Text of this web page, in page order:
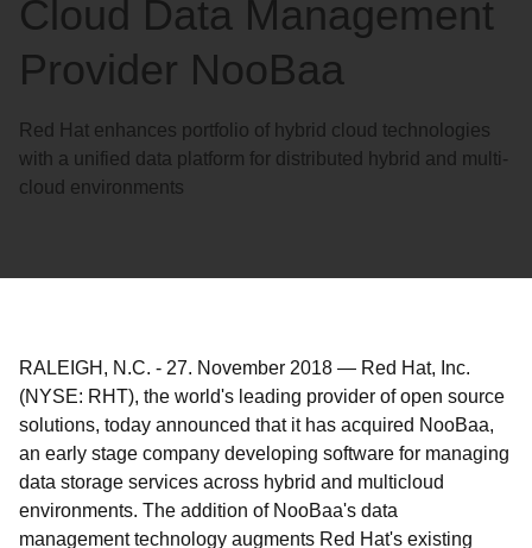
Cloud Data Management
Provider NooBaa
Red Hat enhances portfolio of hybrid cloud technologies
with a unified data platform for distributed hybrid and multi-
cloud environments
RALEIGH, N.C. - 27. November 2018 — Red Hat, Inc.
(NYSE: RHT), the world's leading provider of open source
solutions, today announced that it has acquired NooBaa,
an early stage company developing software for managing
data storage services across hybrid and multicloud
environments. The addition of NooBaa's data
management technology augments Red Hat's existing